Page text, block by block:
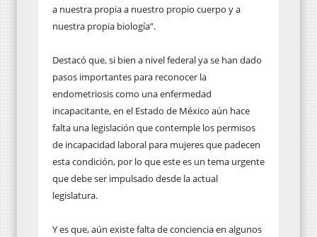
a nuestra propia a nuestro propio cuerpo y a
nuestra propia biología”.
Destacó que, si bien a nivel federal ya se han dado
pasos importantes para reconocer la
endometriosis como una enfermedad
incapacitante, en el Estado de México aún hace
falta una legislación que contemple los permisos
de incapacidad laboral para mujeres que padecen
esta condición, por lo que este es un tema urgente
que debe ser impulsado desde la actual
legislatura.
Y es que, aún existe falta de conciencia en algunos